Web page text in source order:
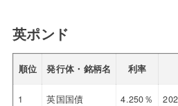
英ポンド
順位 発行体・銘柄名 利率
1 英国国債 4.250％